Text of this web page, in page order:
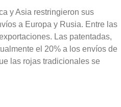
y Asia restringieron sus
a Europa y Rusia. Entre las
Las patentadas,
el 20% a los envíos de
las rojas tradicionales se